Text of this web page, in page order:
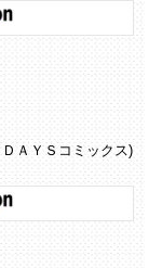
ＡＹＳコミックス)